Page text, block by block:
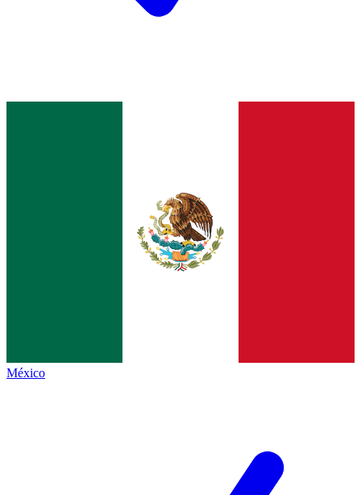
México